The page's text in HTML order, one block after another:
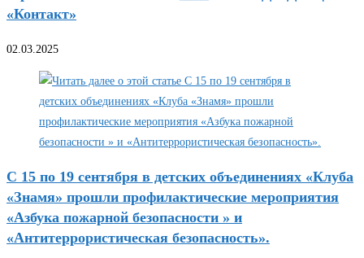
«Контакт»
02.03.2025
С 15 по 19 сентября в детских объединениях «Клуба
«Знамя» прошли профилактические мероприятия
«Азбука пожарной безопасности » и
«Антитеррористическая безопасность».